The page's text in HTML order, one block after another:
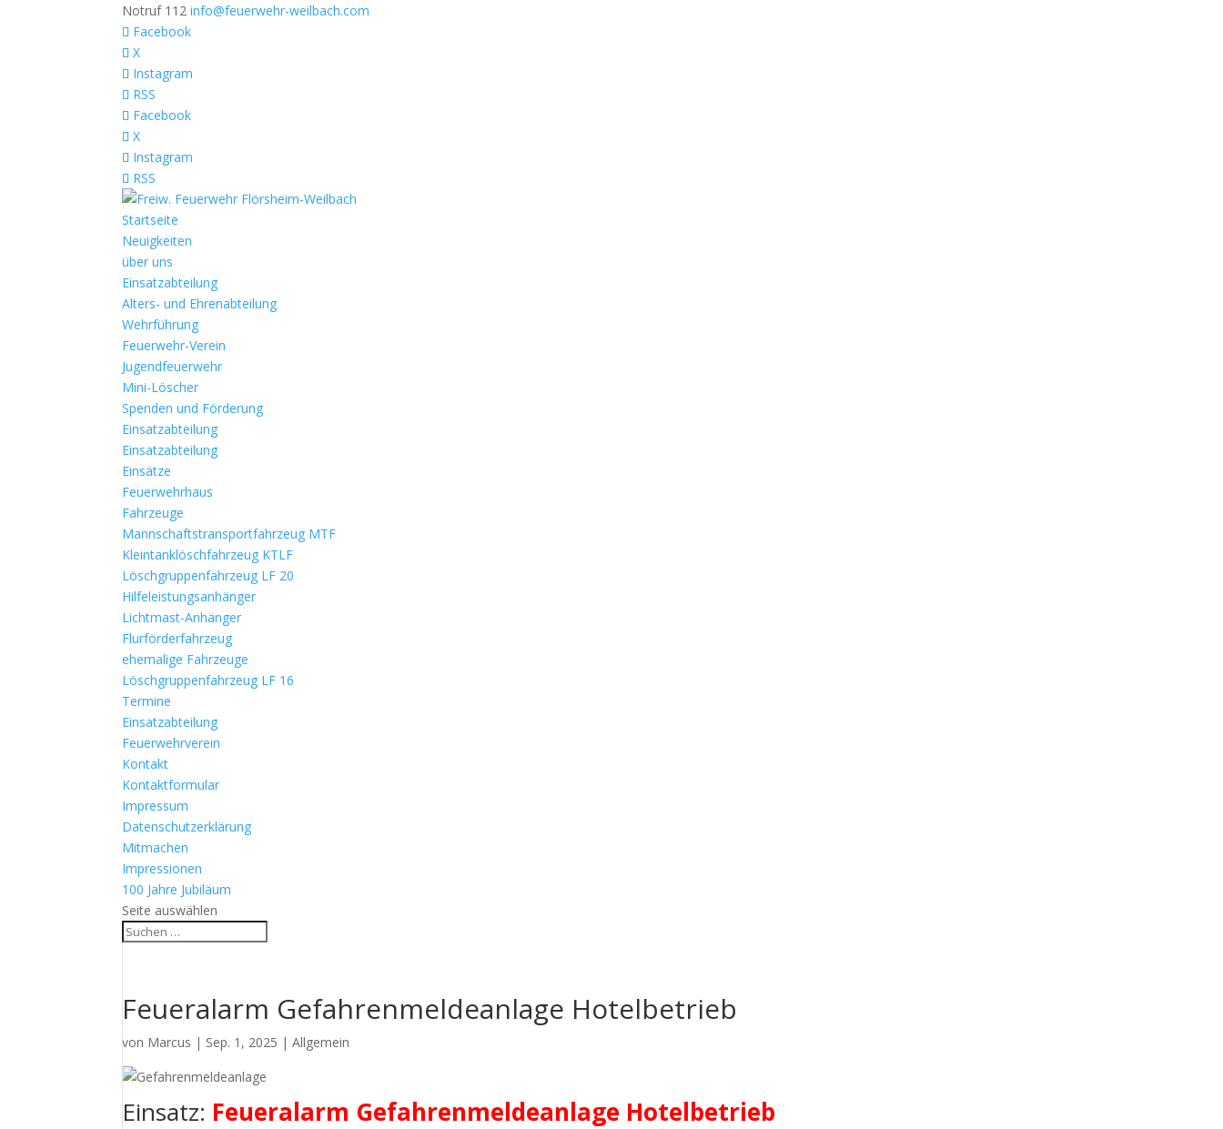
Notruf 112 info@feuerwehr-weilbach.com
Facebook
X
Instagram
RSS
Facebook
X
Instagram
RSS
Startseite
Neuigkeiten
über uns
Einsatzabteilung
Alters- und Ehrenabteilung
Wehrführung
Feuerwehr-Verein
Jugendfeuerwehr
Mini-Löscher
Spenden und Förderung
Einsatzabteilung
Einsatzabteilung
Einsätze
Feuerwehrhaus
Fahrzeuge
Mannschaftstransportfahrzeug MTF
Kleintanklöschfahrzeug KTLF
Löschgruppenfahrzeug LF 20
Hilfeleistungsanhänger
Lichtmast-Anhänger
Flurförderfahrzeug
ehemalige Fahrzeuge
Löschgruppenfahrzeug LF 16
Termine
Einsatzabteilung
Feuerwehrverein
Kontakt
Kontaktformular
Impressum
Datenschutzerklärung
Mitmachen
Impressionen
100 Jahre Jubiläum
Seite auswählen
Feueralarm Gefahrenmeldeanlage Hotelbetrieb
von Marcus | Sep. 1, 2025 | Allgemein
Einsatz: Feueralarm Gefahrenmeldeanlage Hotelbetrieb